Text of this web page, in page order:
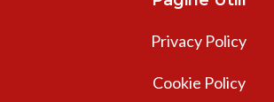
Privacy Policy
Cookie Policy